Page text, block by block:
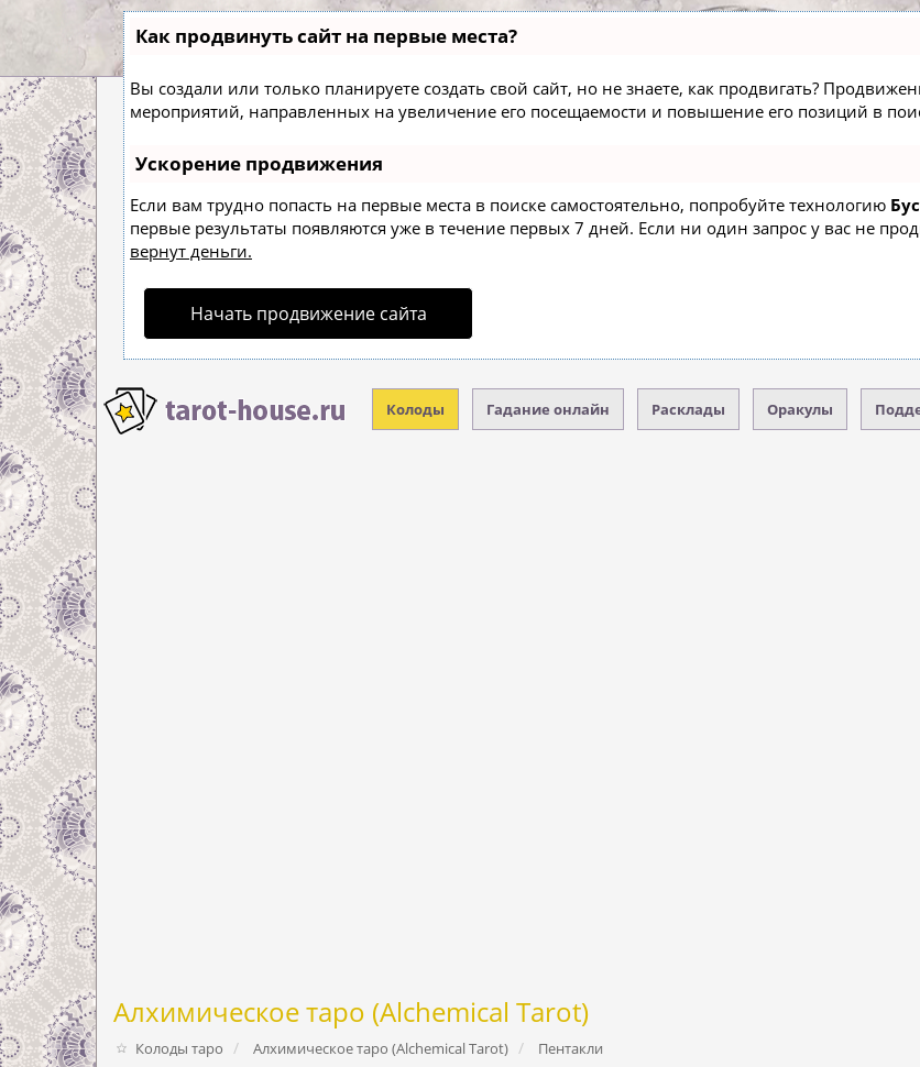
Как продвинуть сайт на первые места?
Вы создали или только планируете создать свой сайт, но не знаете, как продвигать?
мероприятий, направленных на увеличение его посещаемости и повышение его позиций в
Ускорение продвижения
Если вам трудно попасть на первые места в поиске самостоятельно, попробуйте технологию
первые результаты появляются уже в течение первых 7 дней. Если ни один запрос у вас не
вернут деньги.
Начать продвижение сайта
Колоды Гадание онлайн Расклады Оракулы
Алхимическое таро (Alchemical Tarot)
Колоды таро Алхимическое таро (Alchemical Tarot) Пентакли